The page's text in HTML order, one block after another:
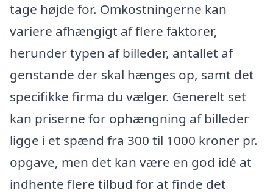
tage højde for. Omkostningerne kan
variere afhængigt af flere faktorer,
herunder typen af billeder, antallet af
genstande der skal hænges op, samt det
specifikke firma du vælger. Generelt set
kan priserne for ophængning af billeder
ligge i et spænd fra 300 til 1000 kroner pr.
opgave, men det kan være en god idé at
indhente flere tilbud for at finde det